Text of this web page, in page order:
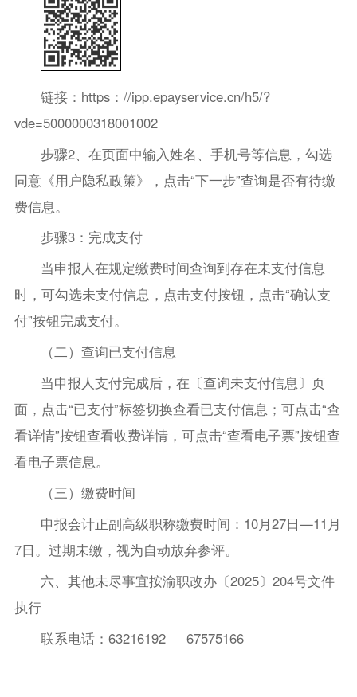
链接：https：//ipp.epayservice.cn/h5/?
vde=5000000318001002
步骤2、在页面中输入姓名、手机号等信息，勾选
同意《用户隐私政策》，点击“下一步”查询是否有待缴
费信息。
步骤3：完成支付
当申报人在规定缴费时间查询到存在未支付信息
时，可勾选未支付信息，点击支付按钮，点击“确认支
付”按钮完成支付。
（二）查询已支付信息
当申报人支付完成后，在〔查询未支付信息〕页
面，点击“已支付”标签切换查看已支付信息；可点击“查
看详情”按钮查看收费详情，可点击“查看电子票”按钮查
看电子票信息。
（三）缴费时间
申报会计正副高级职称缴费时间：10月27日—11月
7日。过期未缴，视为自动放弃参评。
六、其他未尽事宜按渝职改办〔2025〕204号文件
执行
联系电话：63216192 67575166